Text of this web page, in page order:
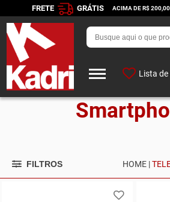
FRETE GRÁTIS ACIMA DE R$ 200,00
Lista de
FILTROS HOME |